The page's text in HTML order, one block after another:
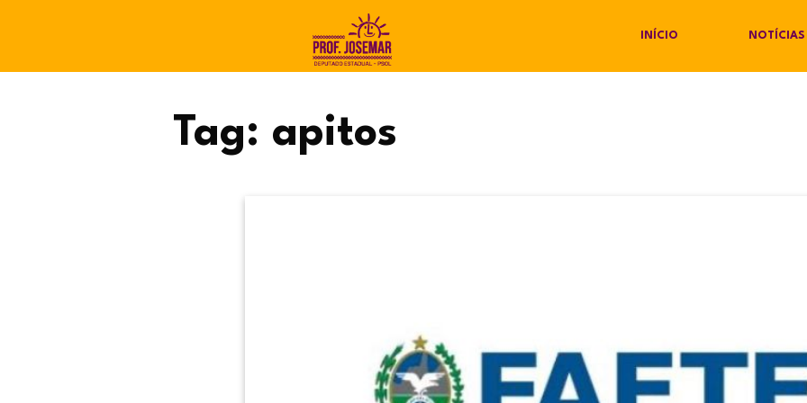
INÍCIO NOTÍCIAS
Tag: apitos